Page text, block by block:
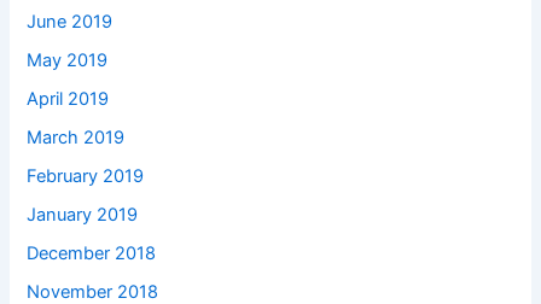
June 2019
May 2019
April 2019
March 2019
February 2019
January 2019
December 2018
November 2018